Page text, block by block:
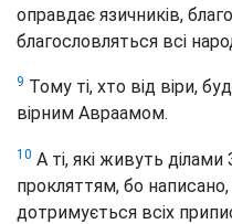
оправдає язичників,
благословляться всі
9 Тому ті, хто від віри,
вірним Авраамом.
10 А ті, які живуть
прокляттям, бо
дотримується всіх